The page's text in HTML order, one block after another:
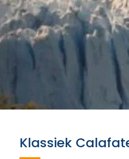
Klassiek